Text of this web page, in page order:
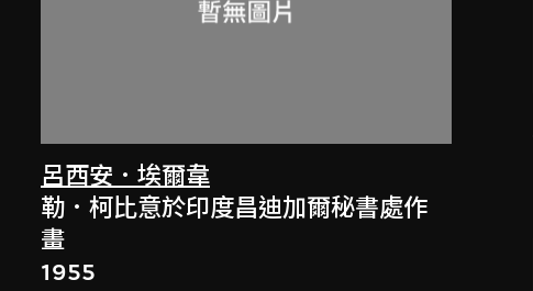
呂西安．埃爾韋
勒．柯比意於印度昌迪加爾秘書處作
畫
1955